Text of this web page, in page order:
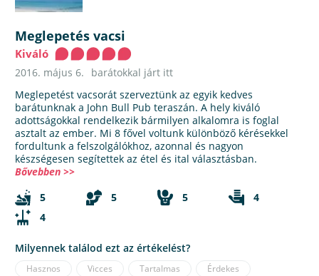
Meglepetés vacsi
Kiváló
2016. május 6.
barátokkal járt itt
Meglepetést vacsorát szerveztünk az egyik kedves
barátunknak a John Bull Pub teraszán. A hely kiváló
adottságokkal rendelkezik bármilyen alkalomra is foglal
asztalt az ember. Mi 8 fővel voltunk különböző kérésekkel
fordultunk a felszolgálókhoz, azonnal és nagyon
készségesen segítettek az étel és ital választásban.
Bővebben >>
5
5 5
4
4
Milyennek találod ezt az értékelést?
Hasznos Vicces Tartalmas Érdekes